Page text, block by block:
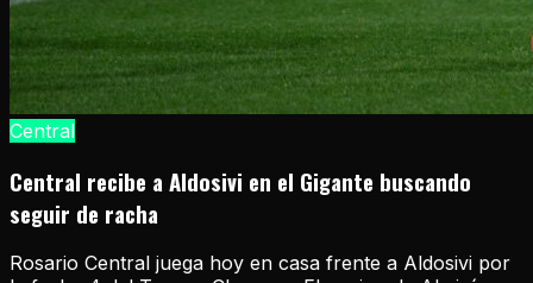
Central
Central recibe a Aldosivi en el Gigante buscando
seguir de racha
Rosario Central juega hoy en casa frente a Aldosivi por